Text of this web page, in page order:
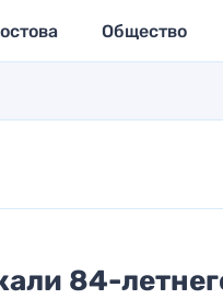
Общество
84-